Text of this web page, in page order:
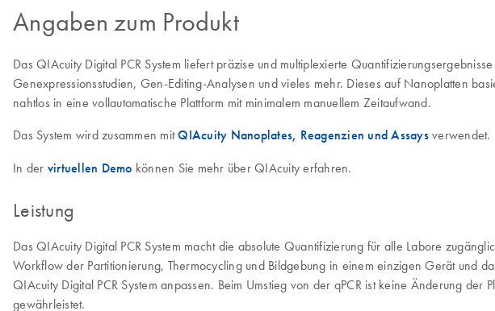
Angaben zum Produkt
Das QIAcuity Digital PCR System liefert präzise und multiplexierte
Genexpressionsstudien, Gen-Editing-Analysen und vieles mehr. Dieses auf Nanoplatten
nahtlos in eine vollautomatische Plattform mit minimalem manuellem Zeitaufwand.
Das System wird zusammen mitQIAcuity Nanoplates, Reagenzien und Assaysverwendet.
In der virtuellen Demo können Sie mehr über QIAcuity erfahren.
Leistung
Das QIAcuity Digital PCR System macht die absolute Quantifizierung für alle Labore
Workflow der Partitionierung, Thermocycling und Bildgebung in einem einzigen Gerät und
QIAcuity Digital PCR System anpassen. Beim Umstieg von der qPCR ist keine Änderung
gewährleistet.